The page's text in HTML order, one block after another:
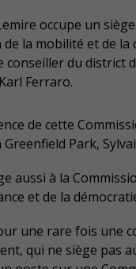
occupe un
de la mobilité et de la
conseiller du district
Ferraro.
de cette
Greenfield Park,
aussi à la
et de la
une rare fois une
qui ne siège pas